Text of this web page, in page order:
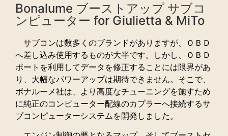
Bonalume ブーストアップ サブコ
ンピューター for Giulietta & MiTo
サブコンは数多くのブランドがありますが、ＯＢＤ
へ差し込み使用するものが大半です。しかし、ＯＢＤ
ポートを利用してデータを修正することには限界があ
り、大幅なパワーアップは期待できません。そこで、
ボナルーメ社は、より高度なチューニングを施すため
に純正のコンピューター配線のカプラーへ接続するサ
ブコンピューターシステムを開発しました。